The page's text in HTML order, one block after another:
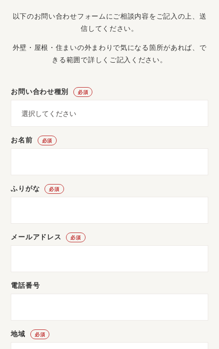
以下のお問い合わせフォームにご相談内容をご記入の上、送
信してください。
外壁・屋根・住まいの外まわりで気になる箇所があれば、で
きる範囲で詳しくご記入ください。
お問い合わせ種別 必須
お名前 必須
ふりがな 必須
メールアドレス 必須
電話番号
地域 必須